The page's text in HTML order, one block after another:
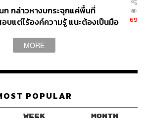
ก กล่าวหางบกระจุกแค่พื้นที่
บแต่ไร้องค์ความรู้ แนะต้องเป็นมือ
69
MORE
POPULAR
WEEK MONTH